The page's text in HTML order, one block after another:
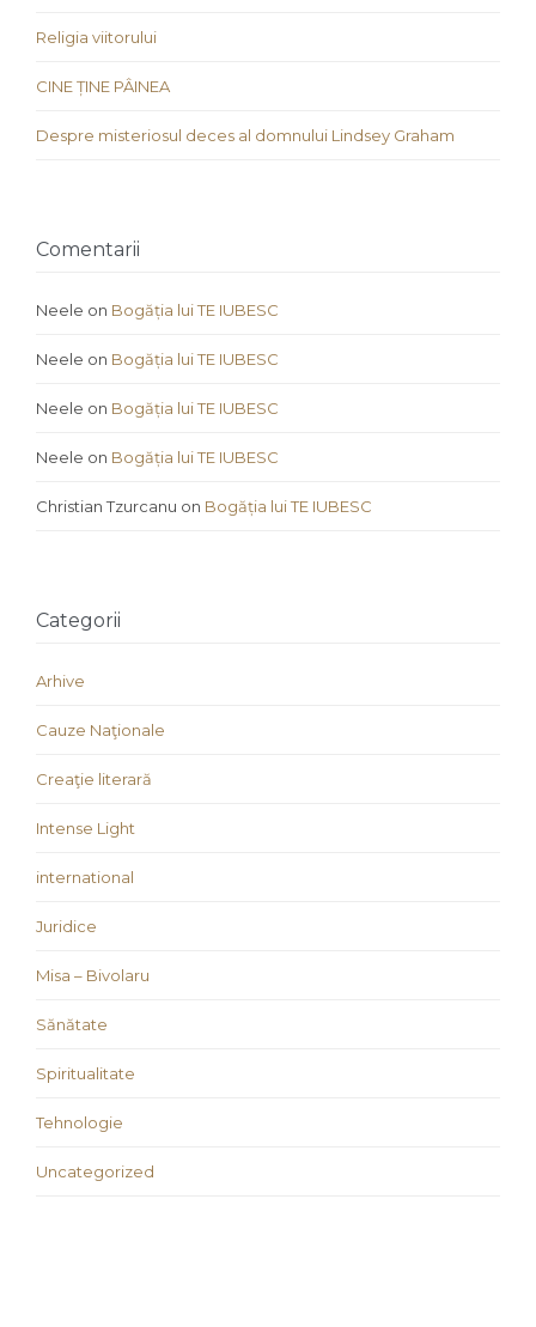
Religia viitorului
CINE ȚINE PÂINEA
Despre misteriosul deces al domnului Lindsey Graham
Comentarii
Neele on Bogăția lui TE IUBESC
Neele on Bogăția lui TE IUBESC
Neele on Bogăția lui TE IUBESC
Neele on Bogăția lui TE IUBESC
Christian Tzurcanu on Bogăția lui TE IUBESC
Categorii
Arhive
Cauze Naţionale
Creaţie literară
Intense Light
international
Juridice
Misa – Bivolaru
Sănătate
Spiritualitate
Tehnologie
Uncategorized